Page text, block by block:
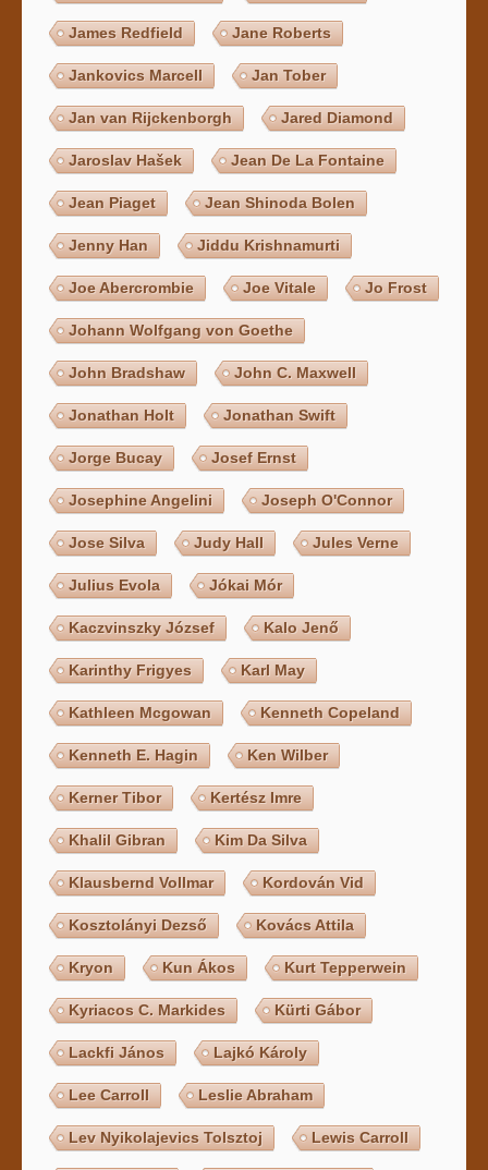
James Redfield Jane Roberts
Jankovics Marcell Jan Tober
Jan van Rijckenborgh Jared Diamond
Jaroslav Hašek Jean De La Fontaine
Jean Piaget Jean Shinoda Bolen
Jenny Han Jiddu Krishnamurti
Joe Abercrombie Joe Vitale Jo Frost
Johann Wolfgang von Goethe
John Bradshaw John C. Maxwell
Jonathan Holt Jonathan Swift
Jorge Bucay Josef Ernst
Josephine Angelini Joseph O'Connor
Jose Silva Judy Hall Jules Verne
Julius Evola Jókai Mór
Kaczvinszky József Kalo Jenő
Karinthy Frigyes Karl May
Kathleen Mcgowan Kenneth Copeland
Kenneth E. Hagin Ken Wilber
Kerner Tibor Kertész Imre
Khalil Gibran Kim Da Silva
Klausbernd Vollmar Kordován Vid
Kosztolányi Dezső Kovács Attila
Kryon Kun Ákos Kurt Tepperwein
Kyriacos C. Markides Kürti Gábor
Lackfi János Lajkó Károly
Lee Carroll Leslie Abraham
Lev Nyikolajevics Tolsztoj Lewis Carroll